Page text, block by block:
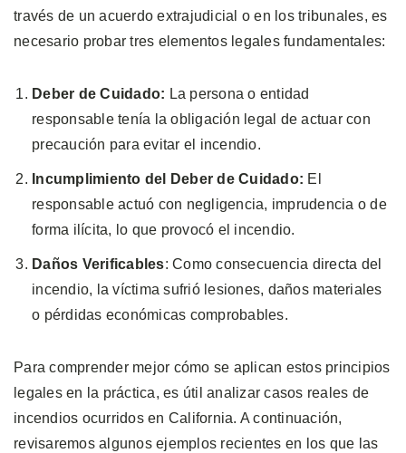
través de un acuerdo extrajudicial o en los tribunales, es
necesario probar tres elementos legales fundamentales:
Deber de Cuidado: La persona o entidad
responsable tenía la obligación legal de actuar con
precaución para evitar el incendio.
Incumplimiento del Deber de Cuidado: El
responsable actuó con negligencia, imprudencia o de
forma ilícita, lo que provocó el incendio.
Daños Verificables: Como consecuencia directa del
incendio, la víctima sufrió lesiones, daños materiales
o pérdidas económicas comprobables.
Para comprender mejor cómo se aplican estos principios
legales en la práctica, es útil analizar casos reales de
incendios ocurridos en California. A continuación,
revisaremos algunos ejemplos recientes en los que las